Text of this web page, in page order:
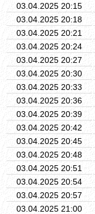
03.04.2025 20:15
03.04.2025 20:18
03.04.2025 20:21
03.04.2025 20:24
03.04.2025 20:27
03.04.2025 20:30
03.04.2025 20:33
03.04.2025 20:36
03.04.2025 20:39
03.04.2025 20:42
03.04.2025 20:45
03.04.2025 20:48
03.04.2025 20:51
03.04.2025 20:54
03.04.2025 20:57
03.04.2025 21:00